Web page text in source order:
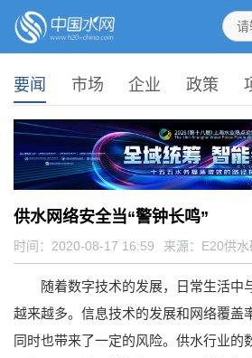
要闻 市场 企业 政策
供水网络安全当“警钟长鸣”
时间：2020-08-17 16:59 来源： E20供
随着数字技术的发展，日常生活中
越来越多。信息技术的发展和网络覆盖
同时也带来了一定的风险。供水行业的